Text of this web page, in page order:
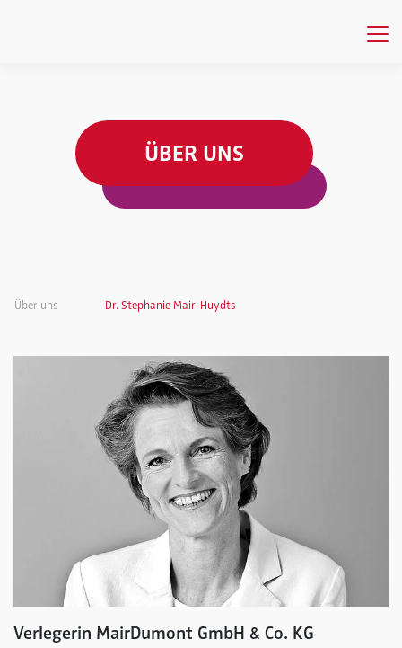
ÜBER UNS
Über uns Dr. Stephanie Mair-Huydts
Verlegerin MairDumont GmbH & Co. KG